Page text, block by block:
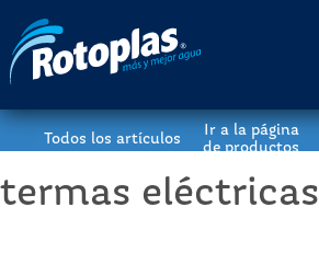
Todos los artículos
Ir a la página
de productos
termas eléctricas